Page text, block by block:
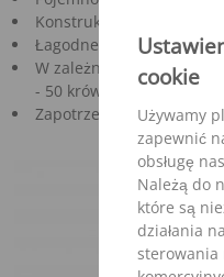
cookie
Używamy
zapewnić
obsługę
Należą do
które są
działania
sterowania
Konstrukcja odporna na
Łagodne mieszanie
W zależności do
- 50 krów
Zapotrzebowanie mocy